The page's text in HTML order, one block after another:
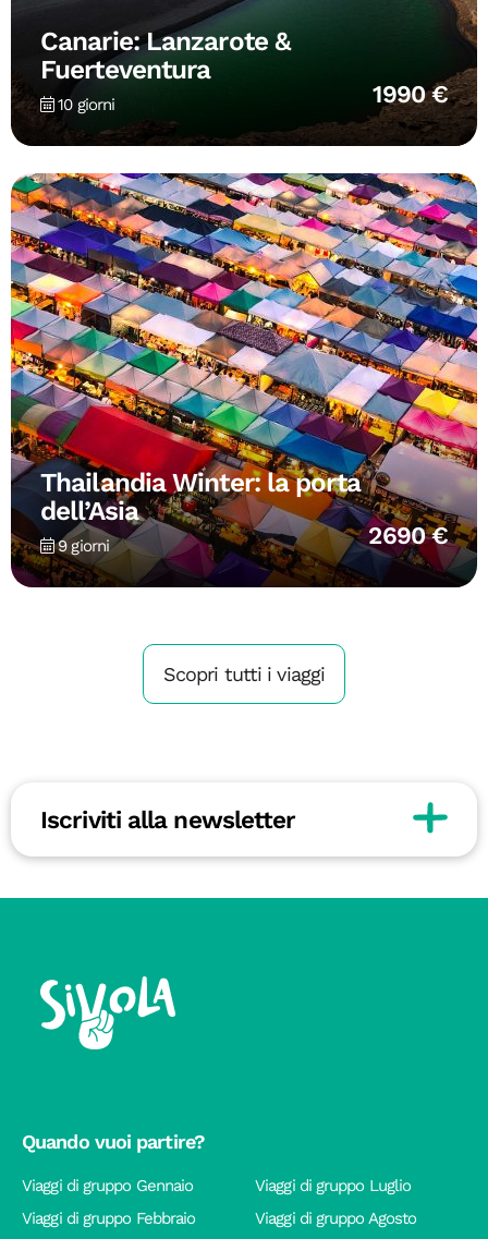
Canarie: Lanzarote &
Fuerteventura
10 giorni 1990 €
Thailandia Winter: la porta
dell’Asia
9 giorni 2690 €
Scopri tutti i viaggi
Iscriviti alla newsletter
Quando vuoi partire?
Viaggi di gruppo Gennaio
Viaggi di gruppo Febbraio
Viaggi di gruppo Luglio
Viaggi di gruppo Agosto